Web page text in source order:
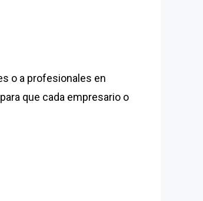
o a profesionales en
que cada empresario o